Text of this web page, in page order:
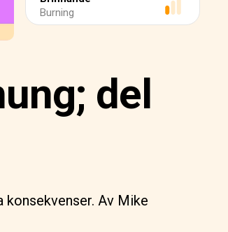
Burning
del
konsekvenser. Av Mike